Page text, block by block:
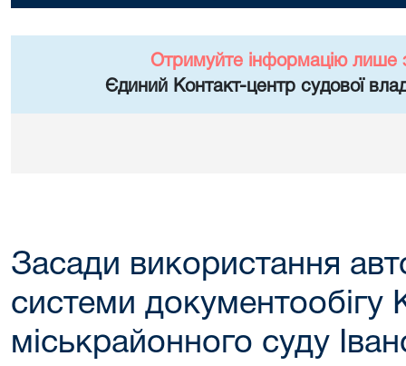
Отримуйте інформацію лише
Єдиний Контакт-центр судової
Засади використання
системи документообігу
міськрайонного суду